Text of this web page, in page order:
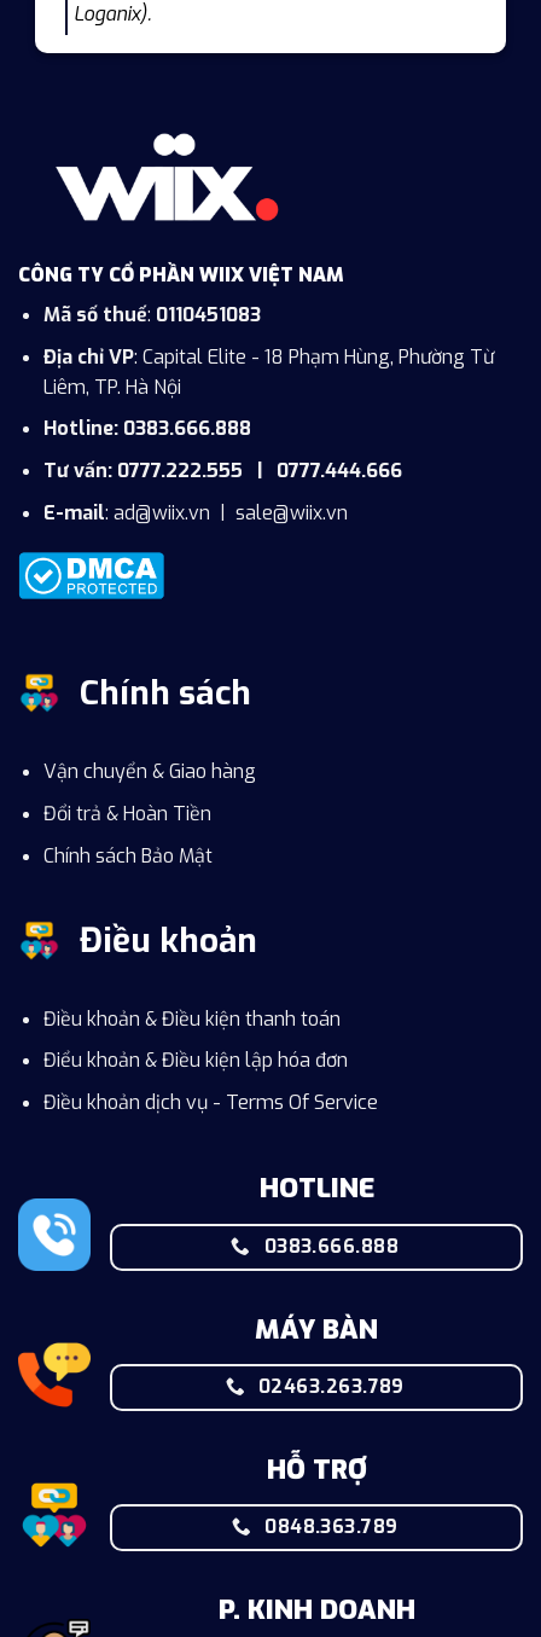
Loganix).
CÔNG TY CỔ PHẦN WIIX VIỆT NAM
Mã số thuế: 0110451083
Địa chỉ VP: Capital Elite - 18 Phạm Hùng, Phường Từ
Liêm, TP. Hà Nội
Hotline: 0383.666.888
Tư vấn: 0777.222.555 | 0777.444.666
E-mail: ad@wiix.vn | sale@wiix.vn
Chính sách
Vận chuyển & Giao hàng
Đổi trả & Hoàn Tiền
Chính sách Bảo Mật
Điều khoản
Điều khoản & Điều kiện thanh toán
Điểu khoản & Điều kiện lập hóa đơn
Điều khoản dịch vụ - Terms Of Service
HOTLINE
0383.666.888
MÁY BÀN
02463.263.789
HỖ TRỢ
0848.363.789
P. KINH DOANH